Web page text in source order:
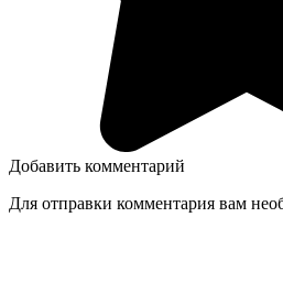
Добавить комментарий
Для отправки комментария вам